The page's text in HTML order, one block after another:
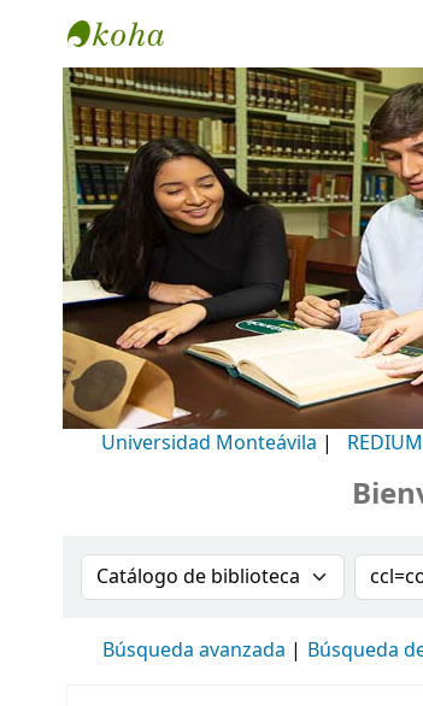
Biblioteca Universidad
Universidad Monteávila |
Buscar en el catálogo por:
Búsqueda avanzada Búsqueda